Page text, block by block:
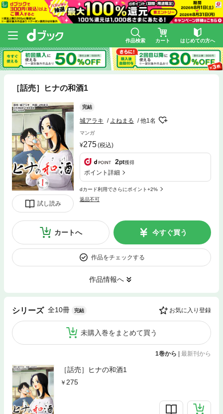
作品検索 カート はじめての方へ
［話売］ヒナの和酒1
試し読み
完結
城アラキ よねまる 他1名
マンガ
275(税込)
2pt獲得
ポイント詳細
dカード利用でさらにポイント+2%
返品不可
カートへ 今すぐ買う
作品をチェックする
作品情報へ
シリーズ 全10冊 完結 お気に入り登録
未購入巻をまとめて買う
1巻から | 最新刊から
［話売］ヒナの和酒1
275